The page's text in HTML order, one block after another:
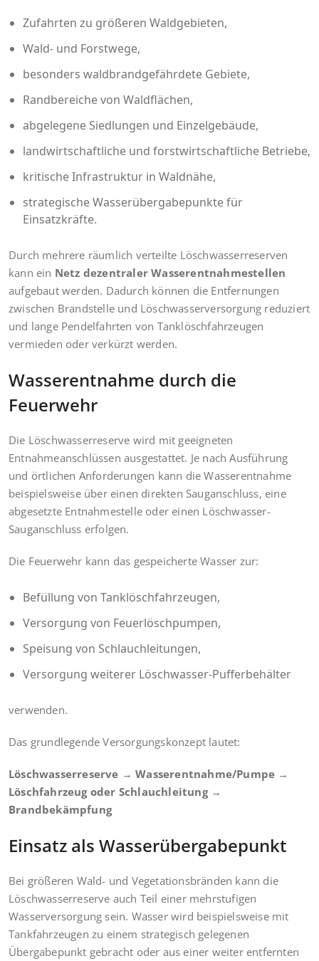
Zufahrten zu größeren Waldgebieten,
Wald- und Forstwege,
besonders waldbrandgefährdete Gebiete,
Randbereiche von Waldflächen,
abgelegene Siedlungen und Einzelgebäude,
landwirtschaftliche und forstwirtschaftliche Betriebe,
kritische Infrastruktur in Waldnähe,
strategische Wasserübergabepunkte für
Einsatzkräfte.
Durch mehrere räumlich verteilte Löschwasserreserven
kann ein Netz dezentraler Wasserentnahmestellen
aufgebaut werden. Dadurch können die Entfernungen
zwischen Brandstelle und Löschwasserversorgung reduziert
und lange Pendelfahrten von Tanklöschfahrzeugen
vermieden oder verkürzt werden.
Wasserentnahme durch die
Feuerwehr
Die Löschwasserreserve wird mit geeigneten
Entnahmeanschlüssen ausgestattet. Je nach Ausführung
und örtlichen Anforderungen kann die Wasserentnahme
beispielsweise über einen direkten Sauganschluss, eine
abgesetzte Entnahmestelle oder einen Löschwasser-
Sauganschluss erfolgen.
Die Feuerwehr kann das gespeicherte Wasser zur:
Befüllung von Tanklöschfahrzeugen,
Versorgung von Feuerlöschpumpen,
Speisung von Schlauchleitungen,
Versorgung weiterer Löschwasser-Pufferbehälter
verwenden.
Das grundlegende Versorgungskonzept lautet:
Löschwasserreserve → Wasserentnahme/Pumpe →
Löschfahrzeug oder Schlauchleitung →
Brandbekämpfung
Einsatz als Wasserübergabepunkt
Bei größeren Wald- und Vegetationsbränden kann die
Löschwasserreserve auch Teil einer mehrstufigen
Wasserversorgung sein. Wasser wird beispielsweise mit
Tankfahrzeugen zu einem strategisch gelegenen
Übergabepunkt gebracht oder aus einer weiter entfernten